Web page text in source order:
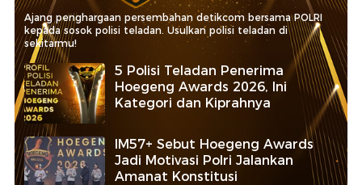
Ajang penghargaan persembahan detikcom bersama POLRI
kepada sosok polisi teladan. Usulkan polisi teladan di
sekitarmu!
5 Polisi Teladan Penerima
Hoegeng Awards 2026, Ini
Kategori dan Kiprahnya
IM57+ Sebut Hoegeng Awards
Jadi Motivasi Polri Jalankan
Amanat Konstitusi